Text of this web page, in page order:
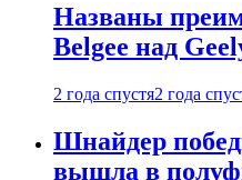
Названы
Belgee над
2 года спустя2 года
Шнайдер
вышла в